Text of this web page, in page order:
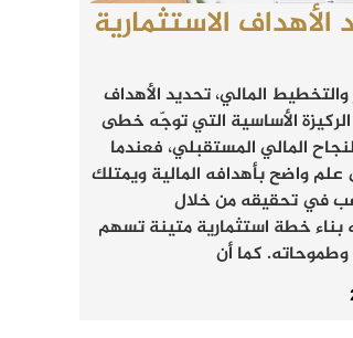
الأهداف الاستثمارية
المالي، تحديد الأهداف
الأساسية التي توجّه خطى
المالي المستقبلي، فعندما
واضح بأهدافه المالية ويمتلك
في تحقيقه من خلال
بناء خطة استثمارية متينة تسهم
كما أن